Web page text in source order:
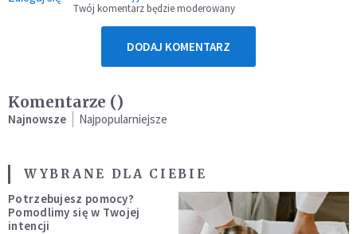
Twój komentarz będzie moderowany
DODAJ KOMENTARZ
Komentarze ()
Najnowsze Najpopularniejsze
WYBRANE DLA CIEBIE
Potrzebujesz pomocy?
Pomodlimy się w Twojej
intencji